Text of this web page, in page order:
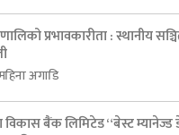
प्रभावकारीता : स्थानीय
अगाडि
विकास बैंक लिमिटेड “बेस्ट